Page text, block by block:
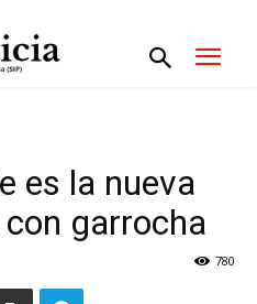
es la nueva
garrocha
780